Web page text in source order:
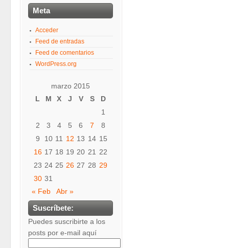
Meta
Acceder
Feed de entradas
Feed de comentarios
WordPress.org
marzo 2015
L
M X J V S
D
1
2
3 4 5 6 7
8
9
10 11 12 13 14 15
16 17 18 19 20 21
22
23 24 25 26 27 28 29
30 31
« Feb
Abr »
Suscríbete:
Puedes suscribirte a los
posts por e-mail aquí